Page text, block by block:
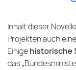
Inhalt dieser
Projekten auch eine
Einigehistorische
das